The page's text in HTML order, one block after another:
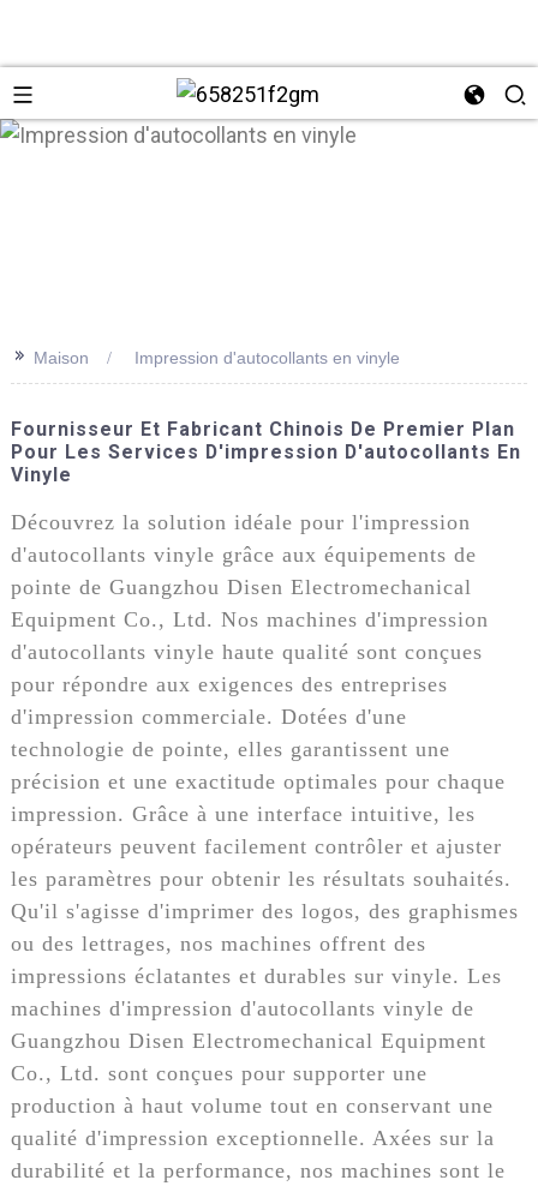
>> Maison Impression d'autocollants en vinyle
Fournisseur Et Fabricant Chinois De Premier Plan
Pour Les Services D'impression D'autocollants En
Vinyle
Découvrez la solution idéale pour l'impression
d'autocollants vinyle grâce aux équipements de
pointe de Guangzhou Disen Electromechanical
Equipment Co., Ltd. Nos machines d'impression
d'autocollants vinyle haute qualité sont conçues
pour répondre aux exigences des entreprises
d'impression commerciale. Dotées d'une
technologie de pointe, elles garantissent une
précision et une exactitude optimales pour chaque
impression. Grâce à une interface intuitive, les
opérateurs peuvent facilement contrôler et ajuster
les paramètres pour obtenir les résultats souhaités.
Qu'il s'agisse d'imprimer des logos, des graphismes
ou des lettrages, nos machines offrent des
impressions éclatantes et durables sur vinyle. Les
machines d'impression d'autocollants vinyle de
Guangzhou Disen Electromechanical Equipment
Co., Ltd. sont conçues pour supporter une
production à haut volume tout en conservant une
qualité d'impression exceptionnelle. Axées sur la
durabilité et la performance, nos machines sont le